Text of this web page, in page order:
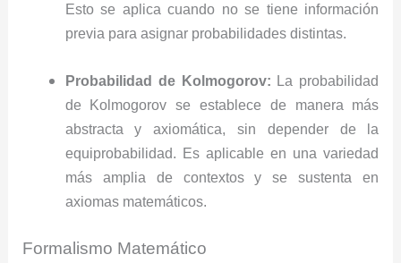
Esto se aplica cuando no se tiene información
previa para asignar probabilidades distintas.
Probabilidad de Kolmogorov: La probabilidad
de Kolmogorov se establece de manera más
abstracta y axiomática, sin depender de la
equiprobabilidad. Es aplicable en una variedad
más amplia de contextos y se sustenta en
axiomas matemáticos.
Formalismo Matemático